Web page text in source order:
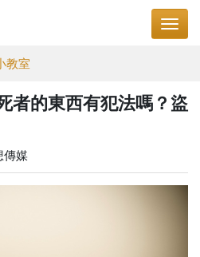
教室
者的東西有犯法嗎？盜
傳媒